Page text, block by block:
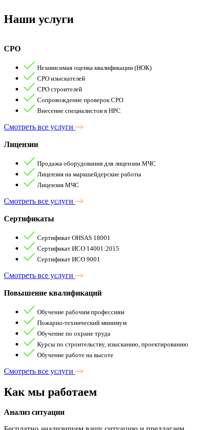
Наши услуги
СРО
Независимая оценка квалификации (НОК)
СРО изыскателей
СРО строителей
Сопровождение проверок СРО
Внесение специалистов в НРС
Смотреть все услуги
Лицензии
Продажа оборудования для лицензии МЧС
Лицензия на маркшейдерские работы
Лицензия МЧС
Смотреть все услуги
Сертификаты
Сертификат OHSAS 18001
Сертификат ИСО 14001:2015
Сертификат ИСО 9001
Смотреть все услуги
Повышение квалификаций
Обучение рабочим профессиям
Пожарно-технический минимум
Обучение по охране труда
Курсы по строительству, изысканию, проектированию
Обучение работе на высоте
Смотреть все услуги
Как мы работаем
Анализ ситуации